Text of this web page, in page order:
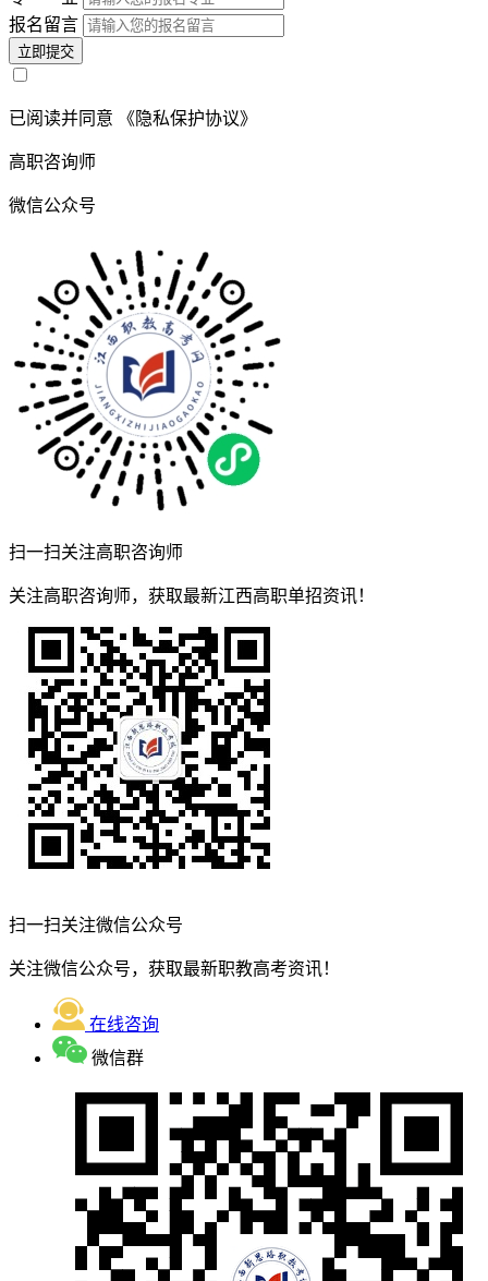
报名留言
立即提交
已阅读并同意 《隐私保护协议》
高职咨询师
微信公众号
扫一扫关注高职咨询师
关注高职咨询师，获取最新江西高职单招资讯！
扫一扫关注微信公众号
关注微信公众号，获取最新职教高考资讯！
在线咨询
微信群